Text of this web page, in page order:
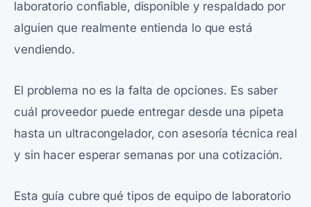
laboratorio confiable, disponible y respaldado por
alguien que realmente entienda lo que está
vendiendo.
El problema no es la falta de opciones. Es saber
cuál proveedor puede entregar desde una pipeta
hasta un ultracongelador, conasesoría técnica real
y sin hacer esperar semanas por una cotización.
Esta guía cubre qué tipos de equipo de laboratorio